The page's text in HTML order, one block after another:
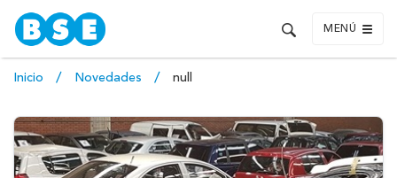
MENÚ
Inicio Novedades null